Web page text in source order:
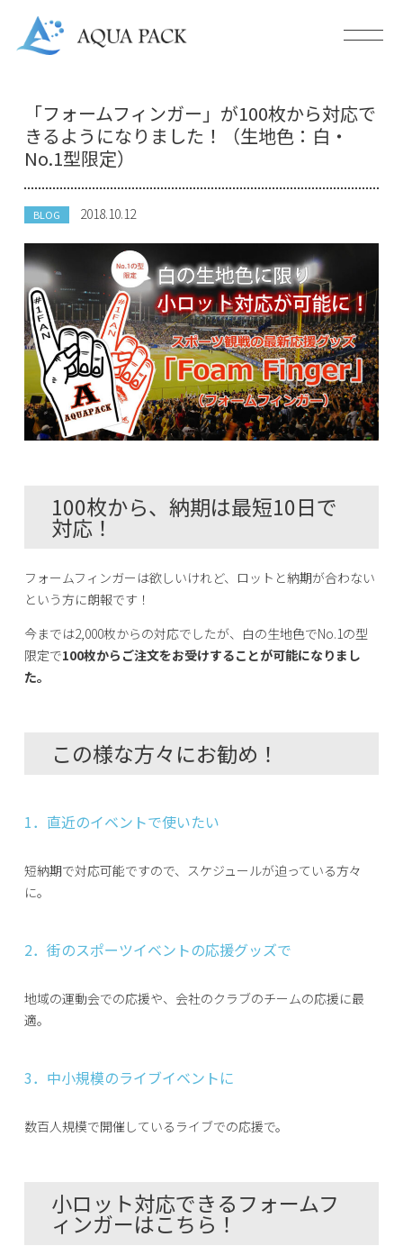
「フォームフィンガー」が100枚から対応で
きるようになりました！（生地色：白・
No.1型限定）
BLOG 2018.10.12
100枚から、納期は最短10日で
対応！
フォームフィンガーは欲しいけれど、ロットと納期が合わない
という方に朗報です！
今までは2,000枚からの対応でしたが、白の生地色でNo.1の型
限定で100枚からご注文をお受けすることが可能になりまし
た。
この様な方々にお勧め！
1．直近のイベントで使いたい
短納期で対応可能ですので、スケジュールが迫っている方々
に。
2．街のスポーツイベントの応援グッズで
地域の運動会での応援や、会社のクラブのチームの応援に最
適。
3．中小規模のライブイベントに
数百人規模で開催しているライブでの応援で。
小ロット対応できるフォームフ
ィンガーはこちら！